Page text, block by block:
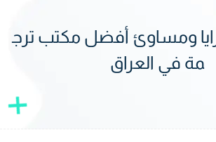
ومساوئ أفضل مكتب ترج
مة في العراق